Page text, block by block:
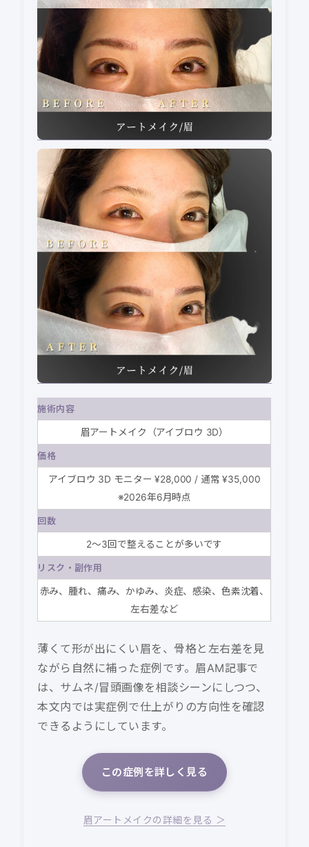
施術内容
眉アートメイク（アイブロウ 3D）
価格
アイブロウ 3D モニター ¥28,000 / 通常 ¥35,000
※2026年6月時点
回数
2〜3回で整えることが多いです
リスク・副作用
赤み、腫れ、痛み、かゆみ、炎症、感染、色素沈着、
左右差など
薄くて形が出にくい眉を、骨格と左右差を見
ながら自然に補った症例です。眉AM記事で
は、サムネ/冒頭画像を相談シーンにしつつ、
本文内では実症例で仕上がりの方向性を確認
できるようにしています。
この症例を詳しく見る
眉アートメイクの詳細を見る ＞